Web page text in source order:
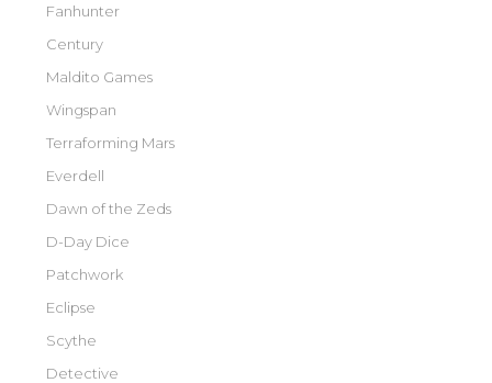
Fanhunter
Century
Maldito Games
Wingspan
Terraforming Mars
Everdell
Dawn of the Zeds
D-Day Dice
Patchwork
Eclipse
Scythe
Detective